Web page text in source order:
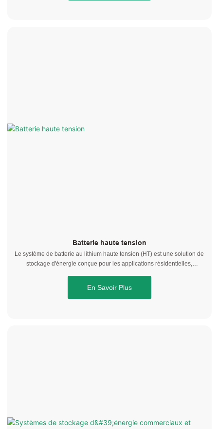
Batterie haute tension
Le système de batterie au lithium haute tension (HT) est une solution de
stockage d'énergie conçue pour les applications résidentielles,
En Savoir Plus